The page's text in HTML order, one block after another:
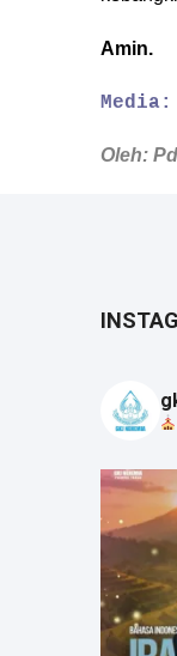
Amin.
Media:
Oleh: